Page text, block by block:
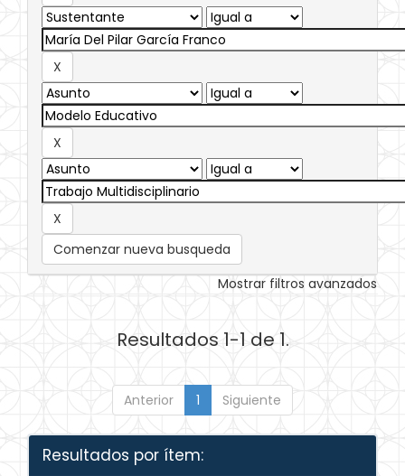
Comenzar nueva busqueda
Mostrar filtros avanzados
Resultados 1-1 de 1.
Anterior 1 Siguiente
Resultados por ítem: